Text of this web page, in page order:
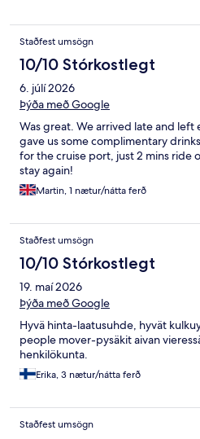
Staðfest umsögn
10/10 Stórkostlegt
6. júlí 2026
Þýða með Google
Was great. We arrived late and left
gave us some complimentary
for the cruise port, just 2 mins ride
stay again!
Martin, 1 nætur/nátta ferð
Staðfest umsögn
10/10 Stórkostlegt
19. maí 2026
Þýða með Google
Hyvä hinta-laatusuhde, hyvät
people mover-pysäkit aivan
henkilökunta.
Erika, 3 nætur/nátta ferð
Staðfest umsögn